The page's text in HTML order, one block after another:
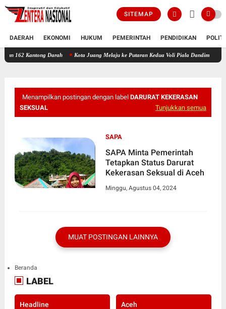
SITEMAP
DAERAH EKONOMI HUKUM PEMERINTAH PENDIDIKAN
Darah Kota Juang Melaju ke Putaran Kedua Voli Piala Dandim Cup 0111/Bireuen
Menampilkan postingan dengan label DARURAT KEKERASAN
SEKSUAL
Tunjukkan semua
SAPA
SAPA Minta Pemerintah
Tetapkan Status Darurat
Kekerasan Seksual di Aceh
Minggu, Agustus 04, 2024
MUAT POSTINGAN LAINNYA
Beranda
LABEL
Headline Aceh